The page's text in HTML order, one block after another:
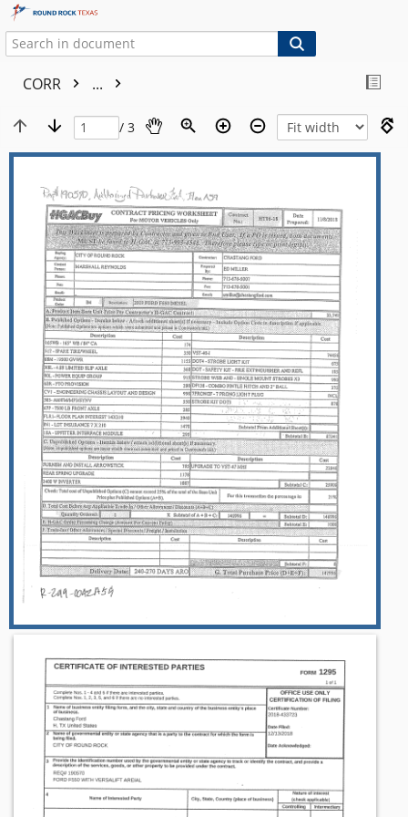
CORR ...
/ 3